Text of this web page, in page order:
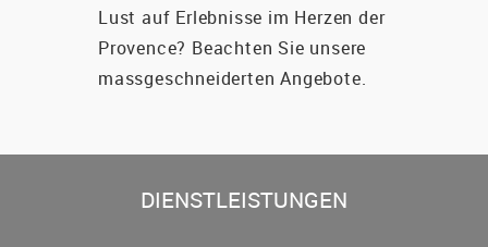
Lust auf Erlebnisse im Herzen der
Provence? Beachten Sie unsere
massgeschneiderten Angebote.
DIENSTLEISTUNGEN